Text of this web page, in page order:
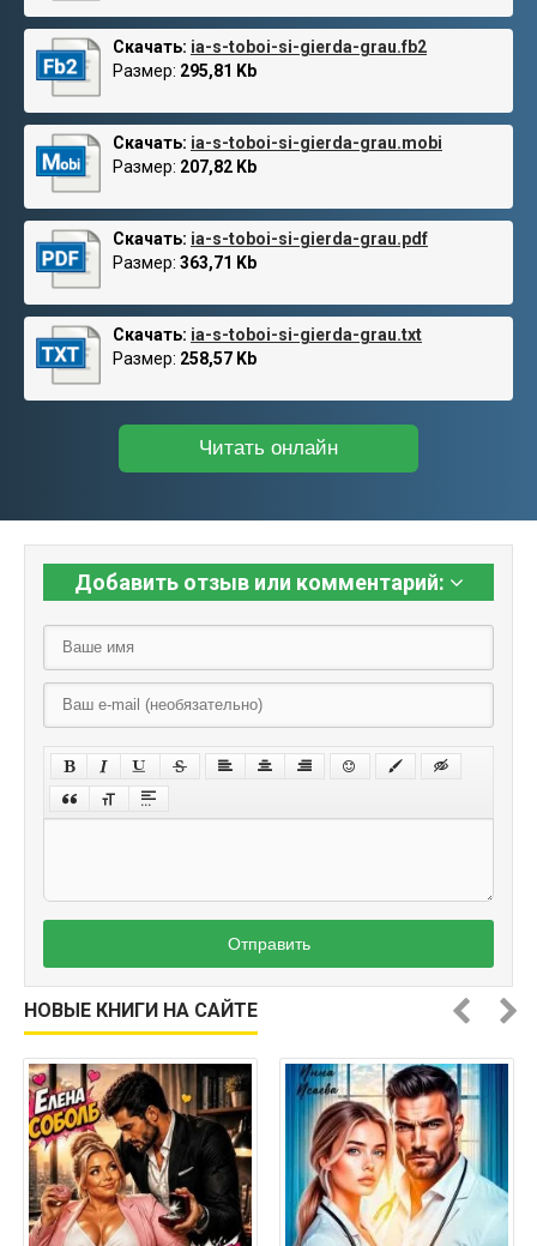
Скачать: ia-s-toboi-si-gierda-grau.fb2
Размер: 295,81 Kb
Скачать: ia-s-toboi-si-gierda-grau.mobi
Размер: 207,82 Kb
Скачать: ia-s-toboi-si-gierda-grau.pdf
Размер: 363,71 Kb
Скачать: ia-s-toboi-si-gierda-grau.txt
Размер: 258,57 Kb
Читать онлайн
Добавить отзыв или комментарий:
Отправить
НОВЫЕ КНИГИ НА САЙТЕ